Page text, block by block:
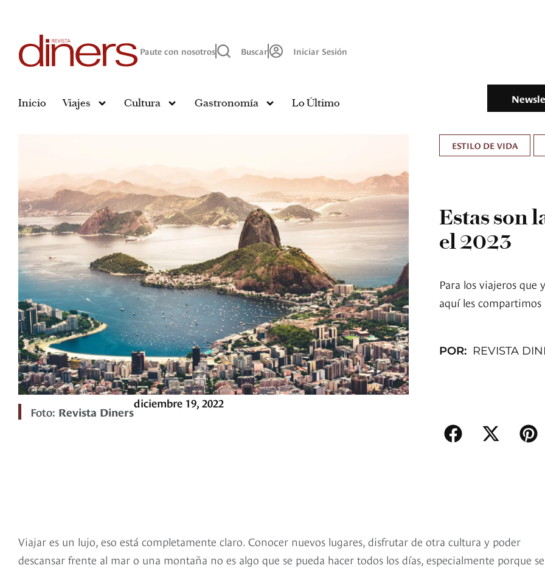
Paute con nosotros Buscar Iniciar Sesión
Inicio Viajes Cultura Gastronomía Lo Último
Foto: Revista Diners
diciembre 19, 2022
ESTILO DE VIDA
Estas son
el 2023
Para los viajeros que
aquí les compartimos
POR: REVISTA
Viajar es un lujo, eso está completamente claro. Conocer nuevos lugares, disfrutar de otra cultura y poder
descansar frente al mar o una montaña no es algo que se pueda hacer todos los días, especialmente porque se